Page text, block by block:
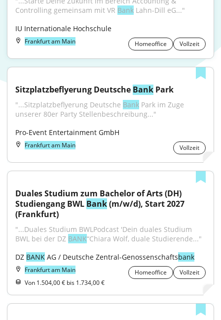
Controlling gemeinsam mit VR Bank Lahn-Dill eG..."
IU Internationale Hochschule
Frankfurt am Main Homeoffice Vollzeit
Sitzplatzbeflyerung Deutsche Bank Park
"...Sitzplatzbeflyerung Deutsche Bank Park im Zuge
unserer 80er Party Stellenbeschreibung..."
Pro-Event Entertainment GmbH
Frankfurt am Main Vollzeit
Duales Studium zum Bachelor of Arts (DH)
Studiengang BWL Bank (m/w/d), Start 2027
(Frankfurt)
"...Duales Studium BWLPodcast 'Dein duales Studium
BWL bei der DZ BANK“Chiara Wolf, duale Studierende..."
DZ BANK AG / Deutsche Zentral-Genossenschaftsbank
Frankfurt am Main Homeoffice
Vollzeit
Von 1.504,00 € bis 1.734,00 €